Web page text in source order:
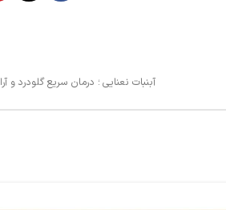
آبنبات نعنایی ؛ درمان سریع گلودرد و